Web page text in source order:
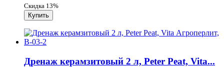
Скидка 13%
Дренаж керамзитовый 2 л, Peter Peat, Vita...